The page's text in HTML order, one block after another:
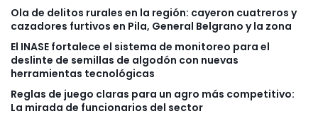
Ola de delitos rurales en la región: cayeron cuatreros y
cazadores furtivos en Pila, General Belgrano y la zona
El INASE fortalece el sistema de monitoreo para el
deslinte de semillas de algodón con nuevas
herramientas tecnológicas
Reglas de juego claras para un agro más competitivo:
La mirada de funcionarios del sector